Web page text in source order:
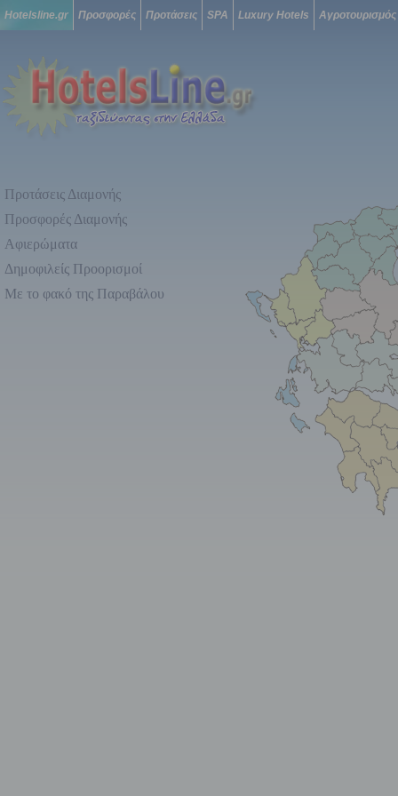
Hotelsline.gr Προσφορές Προτάσεις SPA Luxury Hotels Αγροτουρισμός
Προτάσεις Διαμονής
Προσφορές Διαμονής
Αφιερώματα
Δημοφιλείς Προορισμοί
Με το φακό της Παραβάλου